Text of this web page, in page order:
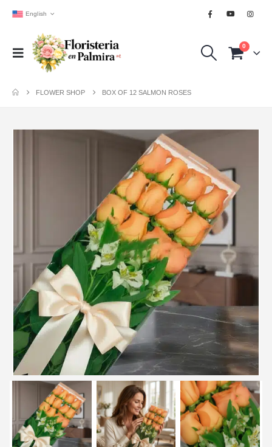
English
0
FLOWER SHOP BOX OF 12 SALMON ROSES